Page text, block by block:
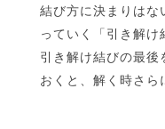
結び方に決まりはな
っていく「引き解け
引き解け結びの最後
おくと、解く時さら